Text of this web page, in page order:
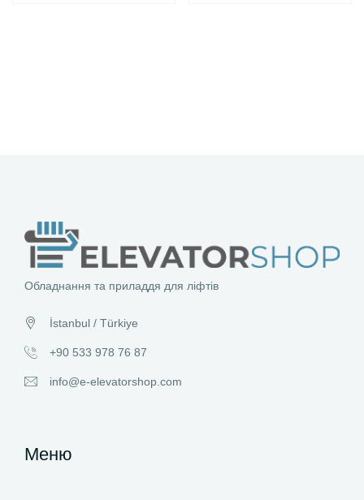
Обладнання та приладдя для ліфтів
İstanbul / Türkiye
+90 533 978 76 87
info@e-elevatorshop.com
Меню